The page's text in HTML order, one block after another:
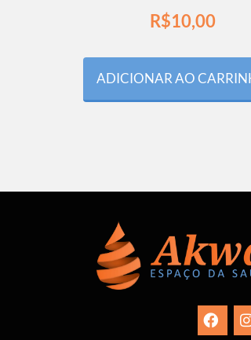
R$10,00
ADICIONAR AO